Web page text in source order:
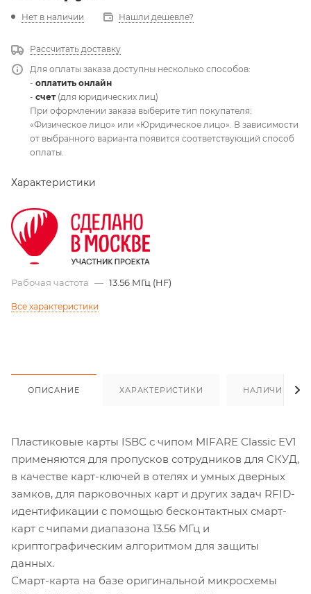
Нет в наличии Нашли дешевле?
Рассчитать доставку
Для оплаты заказа доступны несколько способов:
- оплатить онлайн
- счет(для юридических лиц)
При оформлении заказа выберите тип покупателя:
«Физическое лицо» или «Юридическое лицо». В зависимости
от выбранного варианта появится соответствующий способ
оплаты.
Характеристики
Рабочая частота — 13.56 МГц (HF)
Все характеристики
ОПИСАНИЕ ХАРАКТЕРИСТИКИ НАЛИЧИЕ
Пластиковые карты ISBC с чипом MIFARE Classic EV1
применяются для пропусков сотрудников для СКУД,
в качестве карт-ключей в отелях и умных дверных
замков, для парковочных карт и других задач RFID-
идентификации с помощью бесконтактных смарт-
карт с чипами диапазона 13.56 МГц и
криптографическим алгоритмом для защиты
данных.
Смарт-карта на базе оригинальной микросхемы